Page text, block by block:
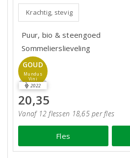
Krachtig, stevig
Puur, bio & steengoed
Sommelierslieveling
GOUD
Mundus
Vini
2022
20,35
Vanaf 12 flessen 18,65 per fles
Fles